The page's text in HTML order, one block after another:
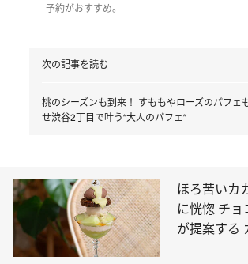
予約がおすすめ。
次の記事を読む
桃のシーズンも到来！ すももやローズのパフェ
せ渋谷2丁目で叶う“大人のパフェ”
ほろ苦いカ
に恍惚 チョ
が提案する